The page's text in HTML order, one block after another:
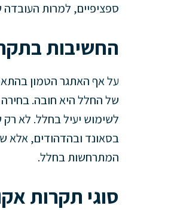
ספציפיים, למרות
החשיבות
על אף האתגר הטמון
של החלל היא חובה. בחירה
לשימוש יעיל בחלל. לא
בסאונד ובהדהודים, אלא
המתרחשות בחלל.
סוגי תקרות